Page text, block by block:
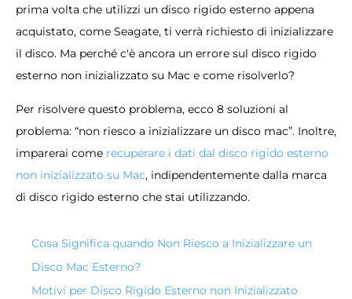
prima volta che utilizzi un disco rigido esterno appena
acquistato, come Seagate, ti verrà richiesto di inizializzare
il disco. Ma perché c'è ancora un errore sul disco rigido
esterno non inizializzato su Mac e come risolverlo?
Per risolvere questo problema, ecco 8 soluzioni al
problema: “non riesco a inizializzare un disco mac”. Inoltre,
imparerai come recuperare i dati dal disco rigido esterno
non inizializzato su Mac, indipendentemente dalla marca
di disco rigido esterno che stai utilizzando.
Cosa Significa quando Non Riesco a Inizializzare un
Disco Mac Esterno?
Motivi per Disco Rigido Esterno non Inizializzato